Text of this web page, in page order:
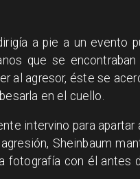
a pie a un evento
que se
al agresor, éste se
en el cuello.
intervino para apartar
Sheinbaum
fotografía con él antes